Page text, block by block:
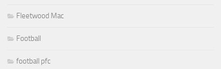
Fleetwood Mac
Football
football pfc